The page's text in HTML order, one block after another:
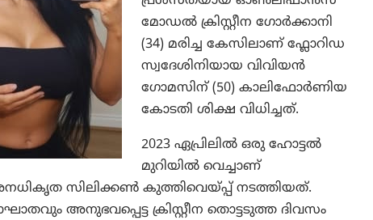
മോഡൽ ക്രിസ്റ്റീന ഗോർക്കാനി
(34) മരിച്ച കേസിലാണ് ഫ്ലോറിഡ
സ്വദേശിനിയായ വിവിയൻ
ഗോമസിന് (50) കാലിഫോർണിയ
കോടതി ശിക്ഷ വിധിച്ചത്.
2023 ഏപ്രിലിൽ ഒരു ഹോട്ടൽ
മുറിയിൽ വെച്ചാണ്
സിലിക്കൺ കുത്തിവെയ്പ്പ് നടത്തിയത്.
അനുഭവപ്പെട്ട ക്രിസ്റ്റീന തൊട്ടടുത്ത ദിവസം